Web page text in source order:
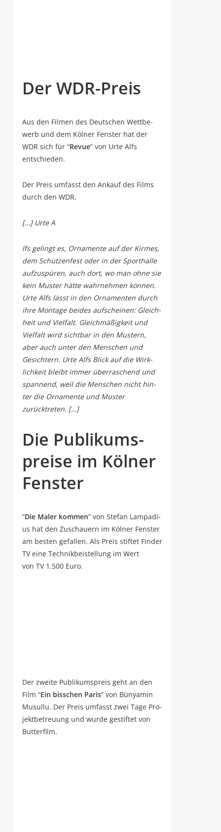
Der WDR-Preis
Aus den Fil­men des Deut­schen Wett­be­
werb und dem Köl­ner Fens­ter hat der
WDR sich für “Revue” von Urte Alfs
entschieden.
Der Preis umfasst den Ankauf des Films
durch den WDR.
[…] Urte A
lfs gelingt es, Orna­men­te auf der Kir­mes,
dem Schüt­zen­fest oder in der Sport­hal­le
auf­zu­spü­ren, auch dort, wo man ohne sie
kein Mus­ter hät­te wahr­neh­men kön­nen.
Urte Alfs lässt in den Orna­men­ten durch
ihre Mon­ta­ge bei­des auf­schei­nen: Gleich­
heit und Viel­falt. Gleich­mä­ßig­keit und
Viel­falt wird sicht­bar in den Mus­tern,
aber auch unter den Men­schen und
Gesich­tern. Urte Alfs Blick auf die Wirk­
lich­keit bleibt immer über­ra­schend und
span­nend, weil die Men­schen nicht hin­
ter die Orna­men­te und Mus­ter
zurücktreten. […]
Die Publi­kums­
prei­se im Köl­ner
Fenster
“Die Maler kom­men” von Ste­fan Lam­pa­di­
us hat den Zuschau­ern im Köl­ner Fens­ter
am bes­ten gefal­len. Als Preis stif­tet Fin­der
TV eine Tech­nik­bei­stel­lung im Wert
von TV 1.500 Euro.
Der zwei­te Publi­kums­preis geht an den
Film “Ein biss­chen Paris” von Bün­ya­min
Musul­lu. Der Preis umfasst zwei Tage Pro­
jekt­be­treu­ung und wur­de gestif­tet von
Butterfilm.